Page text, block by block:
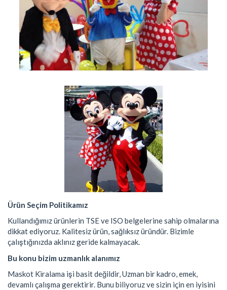
Ürün Seçim Politikamız
Kullandığımız ürünlerin TSE ve ISO belgelerine sahip olmalarına
dikkat ediyoruz. Kalitesiz ürün, sağlıksız üründür. Bizimle
çalıştığınızda aklınız geride kalmayacak.
Bu konu bizim uzmanlık alanımız
Maskot Kiralama işi basit değildir, Uzman bir kadro, emek,
devamlı çalışma gerektirir. Bunu biliyoruz ve sizin için en iyisini